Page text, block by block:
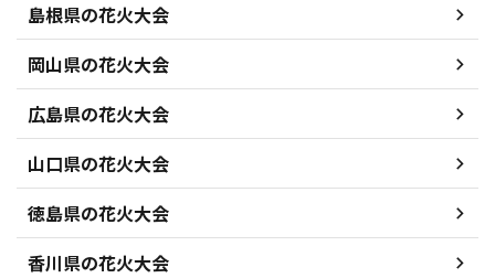
島根県の花火大会
岡山県の花火大会
広島県の花火大会
山口県の花火大会
徳島県の花火大会
香川県の花火大会